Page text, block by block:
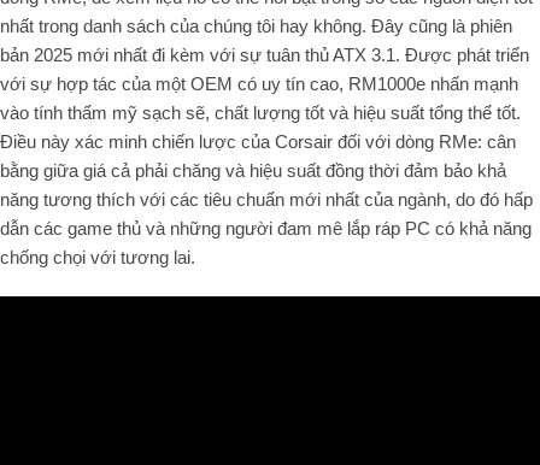
nhất trong danh sách của chúng tôi hay không. Đây cũng là phiên
bản 2025 mới nhất đi kèm với sự tuân thủ ATX 3.1. Được phát triển
với sự hợp tác của một OEM có uy tín cao, RM1000e nhấn mạnh
vào tính thẩm mỹ sạch sẽ, chất lượng tốt và hiệu suất tổng thể tốt.
Điều này xác minh chiến lược của Corsair đối với dòng RMe: cân
bằng giữa giá cả phải chăng và hiệu suất đồng thời đảm bảo khả
năng tương thích với các tiêu chuẩn mới nhất của ngành, do đó hấp
dẫn các game thủ và những người đam mê lắp ráp PC có khả năng
chống chọi với tương lai.